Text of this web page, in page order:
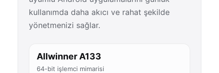
kullanımda daha akıcı ve rahat şekilde
yönetmenizi sağlar.
Allwinner A133
64-bit işlemci mimarisi